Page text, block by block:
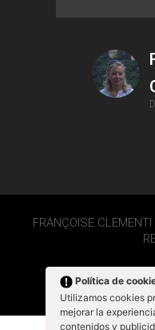
Política de
Utilizamos cookies
mejorar la
contenidos y
FRANÇOISE